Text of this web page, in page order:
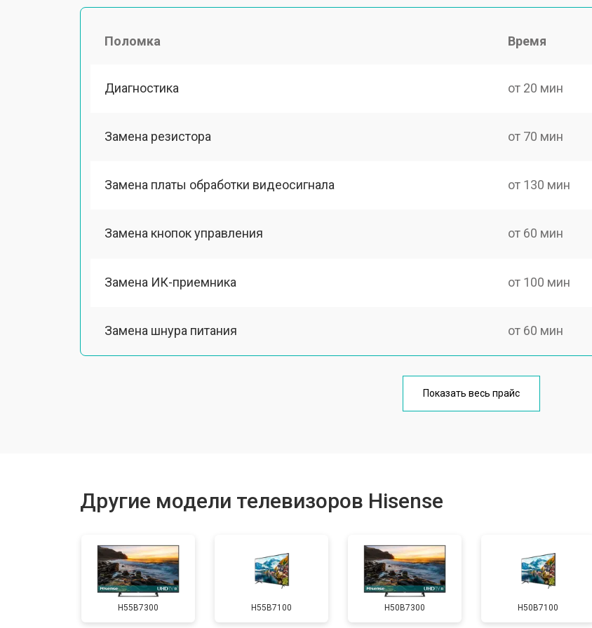
Поломка Время
Диагностика от 20 мин
Замена резистора от 70 мин
Замена платы обработки видеосигнала от 130 мин
Замена кнопок управления от 60 мин
Замена ИК-приемника от 100 мин
Замена шнура питания от 60 мин
от 90 мин
Замена HDMI порта от 80 мин
Замена модуля Wi-Fi от 70 мин
Показать весь прайс
Другие модели телевизоров Hisense
H55B7300 H55B7100 H50B7300 H50B7100